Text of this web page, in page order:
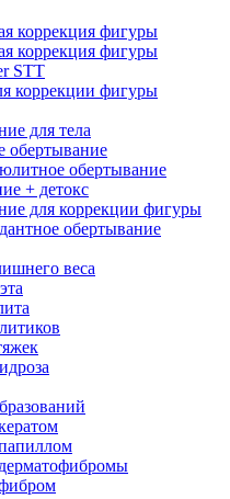
коррекция фигуры
коррекция фигуры
STT
коррекции фигуры
для тела
обертывание
обертывание
+ детокс
для коррекции фигуры
обертывание
веса